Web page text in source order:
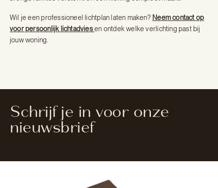
Wil je een professioneel lichtplan laten maken? Neem contact op
voor persoonlijk lichtadviesen ontdek welke verlichting past bij
jouw woning.
Schrijf je in voor onze
nieuwsbrief